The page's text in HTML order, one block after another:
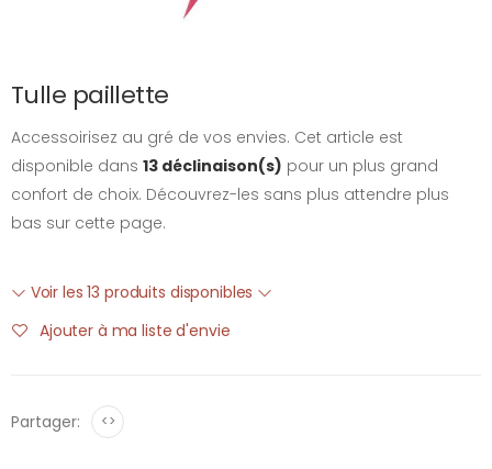
Tulle paillette
Accessoirisez au gré de vos envies. Cet article est
disponible dans 13 déclinaison(s) pour un plus grand
confort de choix. Découvrez-les sans plus attendre plus
bas sur cette page.
Voir les 13 produits disponibles
Ajouter à ma liste d'envie
Partager: <>